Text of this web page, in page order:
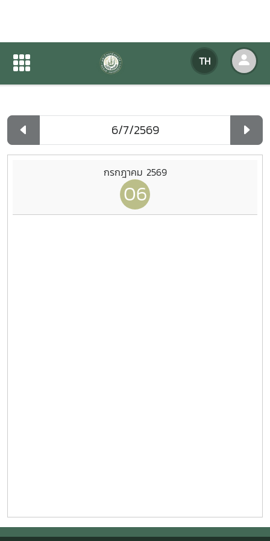
TH
ปฏิทินกิจกรรมของหน่วยงาน
ปฏิทินกิจกรรมของหน่วยงาน
กรกฎาคม 2569
06